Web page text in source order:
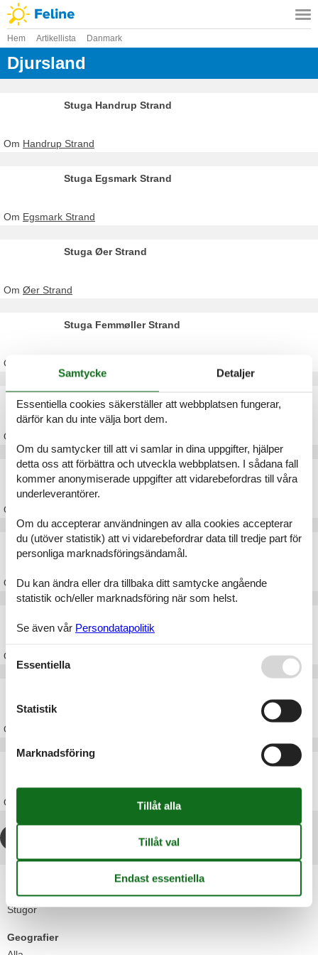
Hem Artikellista Danmark
Djursland
Stuga Handrup Strand
Om Handrup Strand
Stuga Egsmark Strand
Om Egsmark Strand
Stuga Øer Strand
Om Øer Strand
Stuga Femmøller Strand
Om
Stuga Lyngsbæk Strand
Om
Stuga Elsegårde Strand
Om
Stuga Boeslum Strand
OmBoeslum Strand
Om
Om
Om
Alla
Stugor
Geografier
Samtycke Detaljer
Essentiella cookies säkerställer att webbplatsen fungerar,
därför kan du inte välja bort dem.
Om du samtycker till att vi samlar in dina uppgifter, hjälper
detta oss att förbättra och utveckla webbplatsen. I sådana fall
kommer anonymiserade uppgifter att vidarebefordras till våra
underleverantörer.
Om du accepterar användningen av alla cookies accepterar
du (utöver statistik) att vi vidarebefordrar data till tredje part för
personliga marknadsföringsändamål.
Du kan ändra eller dra tillbaka ditt samtycke angående
statistik och/eller marknadsföring när som helst.
Se även vår Persondatapolitik
Essentiella
Statistik
Marknadsföring